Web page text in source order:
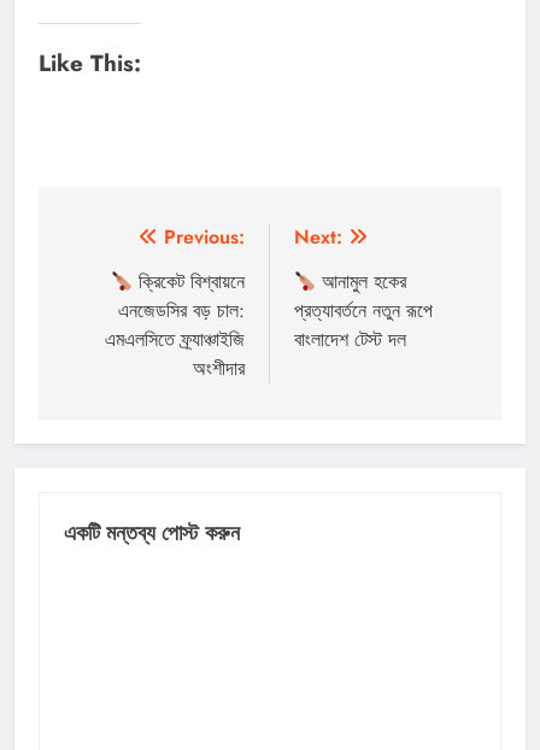
Like This:
ন্যাভিগেশন
Previous:
ক্রিকেট বিশ্বায়নে
এনজেডসির বড় চাল:
এমএলসিতে ফ্র্যাঞ্চাইজি
অংশীদার
Next:
আনামুল হকের
প্রত্যাবর্তনে নতুন রূপে
বাংলাদেশ টেস্ট দল
একটি মন্তব্য পোস্ট করুন